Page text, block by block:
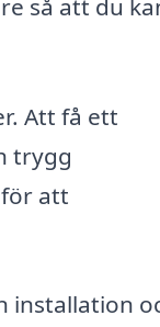
så att du
Att få ett
trygg
att
installation